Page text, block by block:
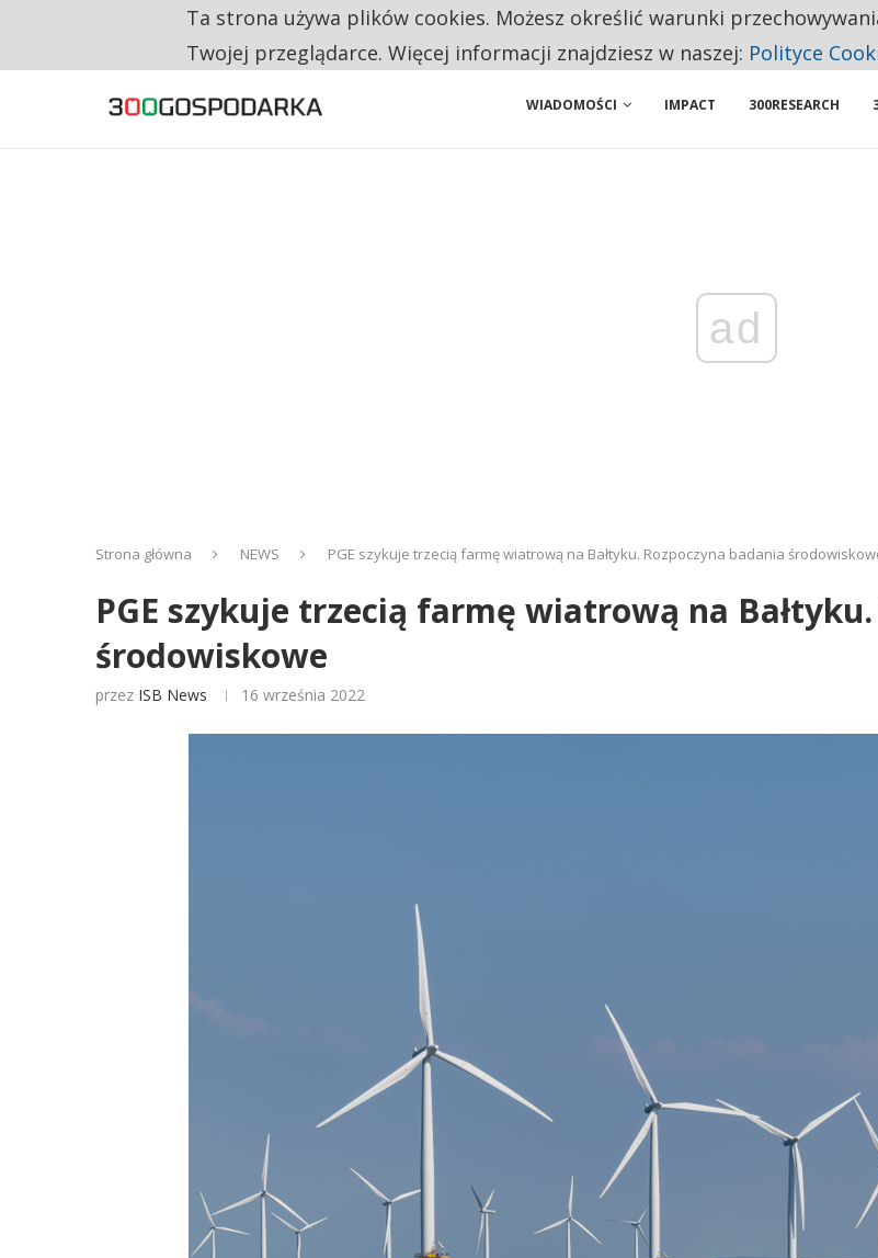
CO TRZECIĄ ZŁOTÓWKĘ Z EMERYTURY SENIORZY PRZEZNACZAJĄ NA PODSTAWOWE ZAKUPY
WIADOMOŚCI IMPACT 300RESEARCH
ad
Strona główna NEWS PGE szykuje trzecią farmę wiatrową na Bałtyku. Rozpoczyna badania
PGE szykuje trzecią farmę wiatrową na
środowiskowe
przez ISB News 16 września 2022
Ta strona używa plików cookies. Możesz określić warunki
Twojej przeglądarce. Więcej informacji znajdziesz w naszej: Polityce